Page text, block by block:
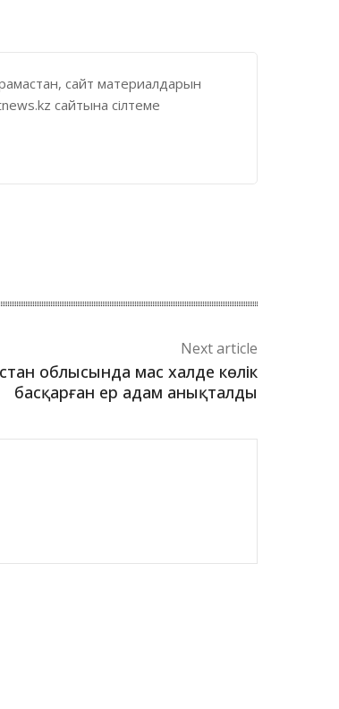
сайт материалдарын
сайтына сілтеме
Next article
облысында мас халде көлік
басқарған ер адам анықталды